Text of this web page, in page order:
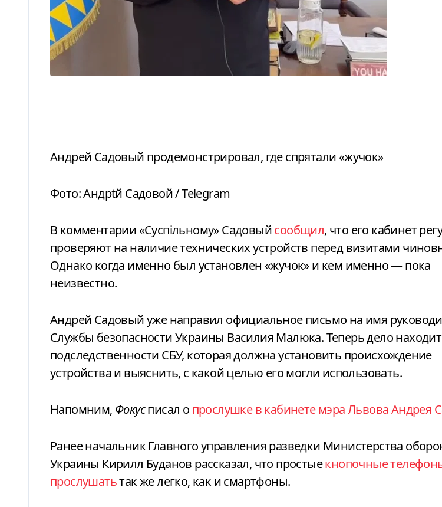
Андрей Садовый продемонстрировал, где спрятали «жучок»
Фото: Андрtй Садовой / Telegram
В комментарии «Суспільному» Садовыйсообщил, что его кабинет
проверяют на наличие технических устройств перед визитами
Однако когда именно был установлен «жучок» и кем именно — пока
неизвестно.
Андрей Садовый уже направил официальное письмо на имя
Службы безопасности Украины Василия Малюка. Теперь дело
подследственности СБУ, которая должна установить происхождение
устройства и выяснить, с какой целью его могли использовать.
Напомним, Фокусписал о прослушке в кабинете мэра Львова Андрея
Ранее начальник Главного управления разведки Министерства
Украины Кирилл Буданов рассказал, что простыекнопочные
прослушатьтак же легко, как и смартфоны.